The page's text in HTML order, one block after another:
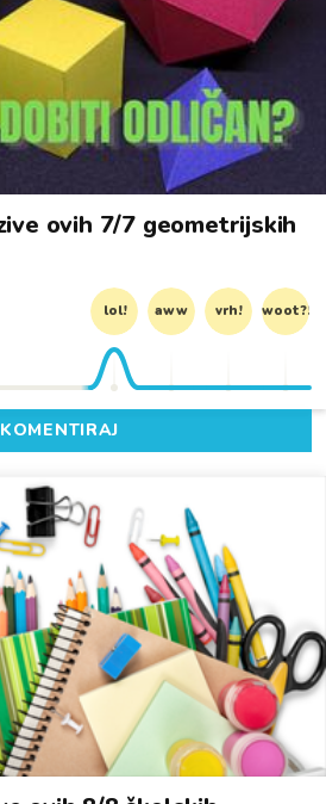
ovih 7/7 geometrijskih
lol! aww vrh! woot?!
KOMENTIRAJ